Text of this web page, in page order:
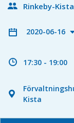
Rinkeby-
2020-06-16
17:30 - 19:00
Kista